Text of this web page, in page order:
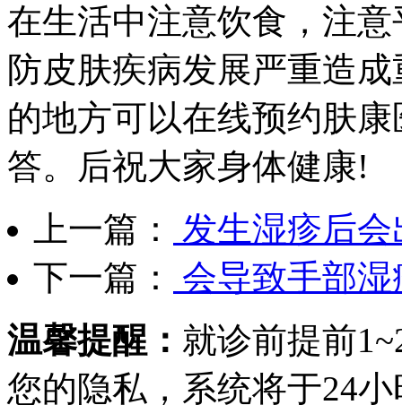
在生活中注意饮食，注
防皮肤疾病发展严重造
的地方可以在线预约肤
答。后祝大家身体健康!
上一篇：
发生湿疹后
下一篇：
会导致手部
温馨提醒： 就诊前提前
您的隐私，系统将于24